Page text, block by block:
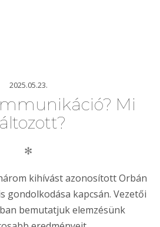
2025.05.23.
Mi
✻
kihívást azonosított Orbán
gondolkodása kapcsán. Vezetői
bemutatjukelemzésünk